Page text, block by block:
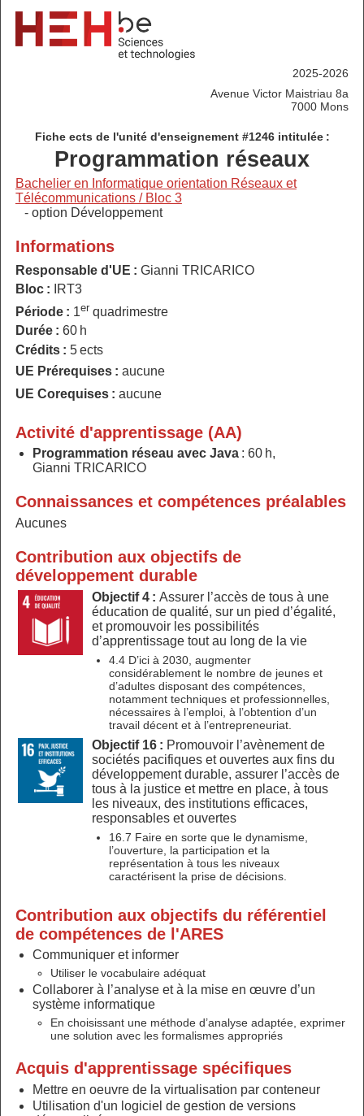
2025-2026
Avenue Victor Maistriau 8a
7000 Mons
Fiche ects de l'unité d'enseignement #1246 intitulée :
Programmation réseaux
Bachelier en Informatique orientation Réseaux et
Télécommunications / Bloc 3
- option Développement
Informations
Responsable d'UE : Gianni TRICARICO
Bloc :
IRT3
Période : 1er quadrimestre
Durée : 60 h
Crédits : 5 ects
UE Prérequises : aucune
UE Corequises : aucune
Activité d'apprentissage (AA)
Programmation réseau avec Java : 60 h,
Gianni TRICARICO
Connaissances et compétences préalables
Aucunes
Contribution aux objectifs de
développement durable
Objectif 4 : Assurer l’accès de tous à une
éducation de qualité, sur un pied d’égalité,
et promouvoir les possibilités
d’apprentissage tout au long de la vie
4.4 D’ici à 2030, augmenter
considérablement le nombre de jeunes et
d’adultes disposant des compétences,
notamment techniques et professionnelles,
nécessaires à l’emploi, à l’obtention d’un
travail décent et à l’entrepreneuriat.
Objectif 16 : Promouvoir l’avènement de
sociétés pacifiques et ouvertes aux fins du
développement durable, assurer l’accès de
tous à la justice et mettre en place, à tous
les niveaux, des institutions efficaces,
responsables et ouvertes
16.7 Faire en sorte que le dynamisme,
l’ouverture, la participation et la
représentation à tous les niveaux
caractérisent la prise de décisions.
Contribution aux objectifs du référentiel
de compétences de l'ARES
Communiquer et informer
Utiliser le vocabulaire adéquat
Collaborer à l’analyse et à la mise en œuvre d’un
système informatique
En choisissant une méthode d’analyse adaptée, exprimer
une solution avec les formalismes appropriés
Acquis d'apprentissage spécifiques
Mettre en oeuvre de la virtualisation par conteneur
Utilisation d'un logiciel de gestion de versions